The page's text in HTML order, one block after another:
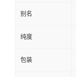
别名
纯度
包装